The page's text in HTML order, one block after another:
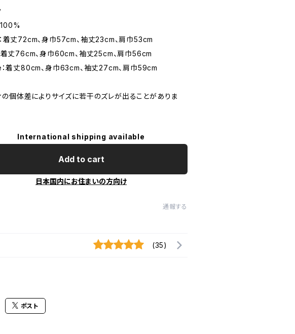
100%
着丈72cm、身巾57cm、袖丈23cm、肩巾53cm
丈76cm、身巾60cm、袖丈25cm、肩巾56cm
着丈80cm、身巾63cm、袖丈27cm、肩巾59cm
個体差によりサイズに若干のズレが出ることがありま
International shipping available
Add to cart
日本国内にお住まいの方向け
通報する
(35)
ポスト